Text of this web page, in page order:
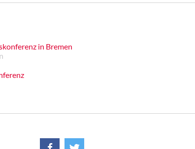
in Bremen